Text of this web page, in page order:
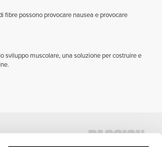
possono provocare nausea e provocare
sviluppo muscolare, una soluzione per costruire e